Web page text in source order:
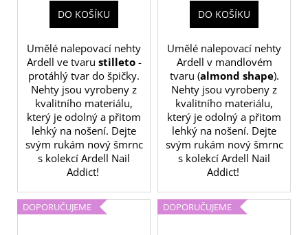
DO KOŠÍKU
Umělé nalepovací nehty
Ardell ve tvaru stilleto-
protáhlý tvar do špičky.
Nehty jsou vyrobeny z
kvalitního materiálu,
který je odolný a přitom
lehký na nošení. Dejte
svým rukám nový šmrnc
s kolekcí Ardell Nail
Addict!
DO KOŠÍKU
Umělé nalepovací nehty
Ardell v mandlovém
tvaru (almond shape).
Nehty jsou vyrobeny z
kvalitního materiálu,
který je odolný a přitom
lehký na nošení. Dejte
svým rukám nový šmrnc
s kolekcí Ardell Nail
Addict!
DOPORUČUJEME DOPORUČUJEME